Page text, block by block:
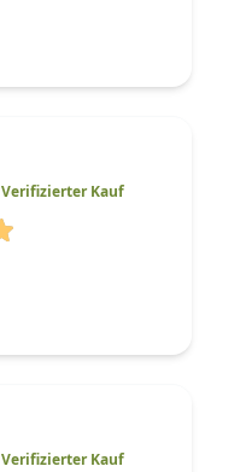
Verifizierter Kauf
Verifizierter Kauf